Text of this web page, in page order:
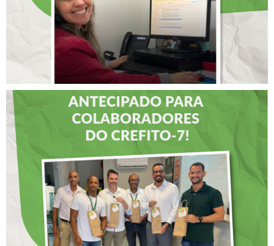
DIA DOS PAIS É
ANTECIPADO PARA
COLABORADORES DO
CREFITO-7